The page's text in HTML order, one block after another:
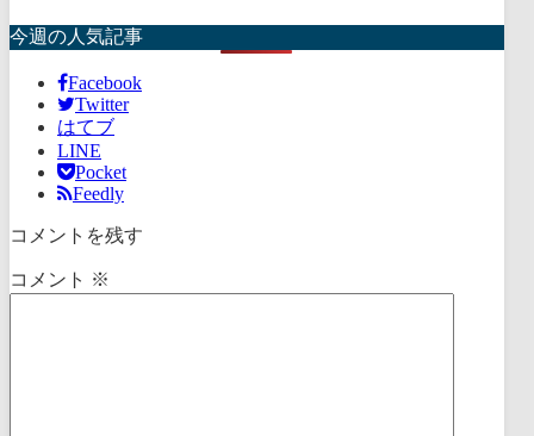
今週の人気記事
Facebook
Twitter
はてブ
LINE
Pocket
Feedly
コメントを残す
コメント ※